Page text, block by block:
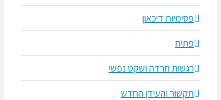
פסימיות דיכאון
רגשות חרדה ושקט נפשי
תקשור והעידן החדש